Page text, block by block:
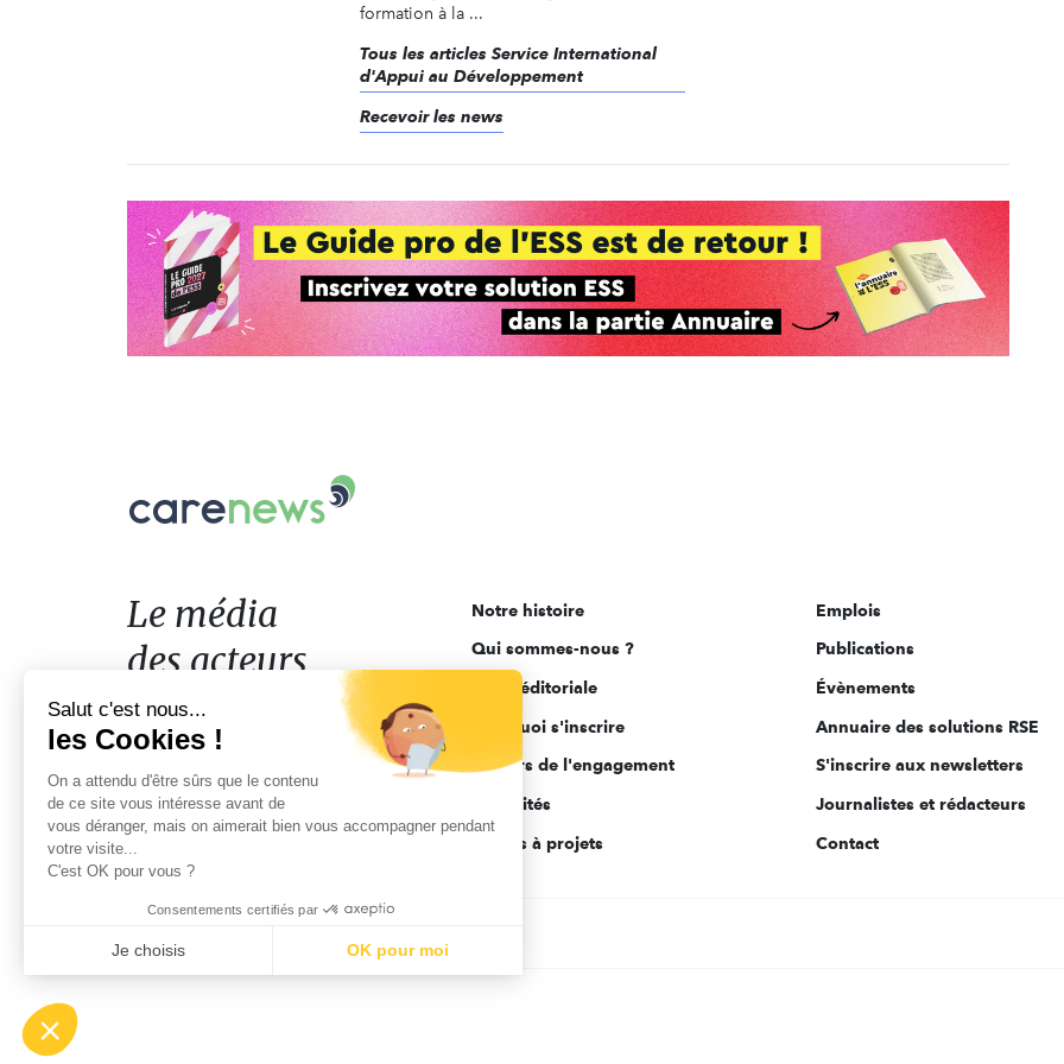
formation à la ...
Tous les articles Service International
d'Appui au Développement
Recevoir les news
Le
acteurs
de
l'engagement
Le média
des acteurs
de l'engagement
Notre histoire
Qui sommes-nous ?
Ligne éditoriale
Pourquoi s'inscrire
Acteurs de l'engagement
Actualités
Appels à projets
Emplois
Publications
Évènements
Annuaire des solutions RSE
S'inscrire aux newsletters
Journalistes et rédacteurs
Contact
Salut c'est nous...
les Cookies !
On a attendu d'être sûrs que le contenu
de ce site vous intéresse avant de
vous déranger, mais on aimerait bien vous accompagner pendant
votre visite...
C'est OK pour vous ?
Consentements certifiés par
Je choisis OK pour moi
Notre plateforme vous permet d'adapter et de gérer vos paramètres de confidentialité, en garantissant la conformité